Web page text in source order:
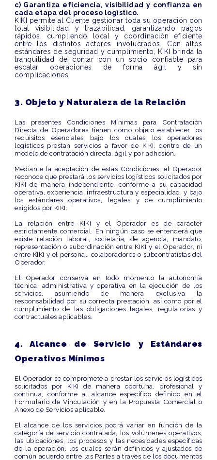
c) Garantiza eficiencia, visibilidad y confianza en
cada etapa del proceso logístico.
KIKI permite al Cliente gestionar toda su operación con
total visibilidad y trazabilidad, garantizando pagos
rápidos, cumpliendo local y coordinación eficiente
entre los distintos actores involucrados. Con altos
estándares de seguridad y cumplimiento, KIKI brinda la
tranquilidad de contar con un socio confiable para
escalar operaciones de forma ágil y sin
complicaciones.
3. Objeto y Naturaleza de la Relación
Las presentes Condiciones Mínimas para Contratación
Directa de Operadores tienen como objeto establecer los
requisitos esenciales bajo los cuales los operadores
logísticos prestan servicios a favor de KIKI, dentro de un
modelo de contratación directa, ágil y por adhesión.
Mediante la aceptación de estas Condiciones, el Operador
reconoce que prestará los servicios logísticos solicitados por
KIKI de manera independiente , conforme a su capacidad
operativa, experiencia, infraestructura y especialidad, y bajo
los estándares operativos, legales y de cumplimiento
exigidos por KIKI.
La relación entre KIKI y el Operador es de carácter
estrictamente comercial
. En ningún caso se entenderá que
existe relación laboral, societaria, de agencia, mandato,
representación o subordinación entre KIKI y el Operador, ni
entre KIKI y el personal, colaboradores o subcontratistas del
Operador.
El Operador conserva en todo momento la autonomía
técnica, administrativa y operativa en la ejecución de los
servicios, asumiendo de manera exclusiva la
responsabilidad por su correcta prestación, así como por el
cumplimiento de las obligaciones legales, regulatorias y
contractuales aplicables.
4. Alcance de Servicio y Estándares
Operativos Mínimos
El Operador se compromete a prestar los servicios logísticos
solicitados por KIKI de manera oportuna, profesional y
continua , conforme al alcance específico definido en el
Formulario de Vinculación y en la Propuesta Comercial o
Anexo de Servicios aplicable.
El alcance de los servicios podrá variar en función de la
categoría de servicio contratada, los volúmenes operativos,
las ubicaciones, los procesos y las necesidades específicas
de la operación, los cuales serán definidos y ajustados de
común acuerdo entre las Partes a través de los documentos